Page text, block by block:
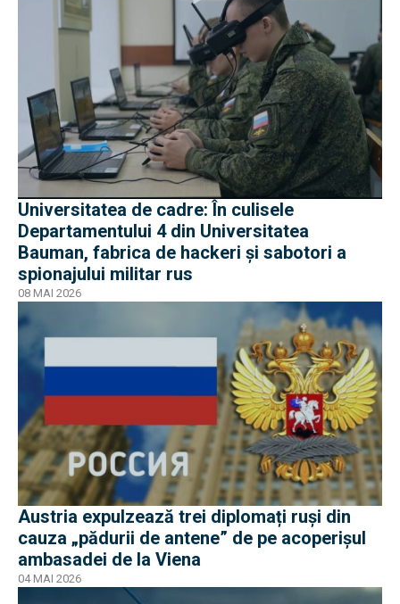
Universitatea de cadre: În culisele
Departamentului 4 din Universitatea
Bauman, fabrica de hackeri și sabotori a
spionajului militar rus
08 MAI 2026
Austria expulzează trei diplomați ruși din
cauza „pădurii de antene” de pe acoperișul
ambasadei de la Viena
04 MAI 2026